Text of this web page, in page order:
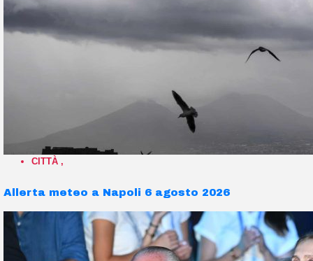
CITTÀ ,
Allerta meteo a Napoli 6 agosto 2026